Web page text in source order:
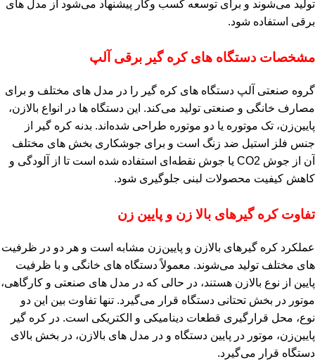
تولید می‌شوند و برای توسعه کسب‌ وکار پیشنهاد می‌شود از مدل‌ های
برقی استفاده شود.
مشخصات دستگاه‌ های کره‌ گیر برقی آلپ
گروه صنعتی آلپ دستگاه‌ های کره‌ گیر را در مدل‌ های مختلف و برای
مصارف خانگی و صنعتی تولید می‌کند. این دستگاه‌ ها در انواع بالازن،
پایین‌زن، تک‌ موتوره یا دو‌ موتوره طراحی شده‌اند. بدنه کره‌ گیر از
جنس فلز استیل ضد زنگ است و برای جوشکاری بخش‌ های مختلف
آن از جوش CO2 یا جوش نقطه‌ای استفاده شده است تا از آلودگی و
کاهش کیفیت محصولات لبنی جلوگیری شود.
تفاوت کره‌ گیرهای بالا زن و پایین‌ زن
عملکرد کره‌ گیرهای بالازن و پایین‌زن مشابه است و هر دو در ظرفیت‌
های مختلف تولید می‌شوند. معمولاً دستگاه‌ های خانگی و با ظرفیت
پایین از نوع بالازن هستند، در حالی که در مدل‌ های صنعتی و کارگاهی،
موتور در بخش تحتانی دستگاه قرار می‌گیرد. تنها تفاوت بین این دو
نوع، محل قرارگیری قطعات دینامیکی و الکتریکی است. در کره‌ گیر
پایین‌زن، موتور در پایین دستگاه و در مدل‌ های بالازن، در بخش بالای
دستگاه قرار می‌گیرد.